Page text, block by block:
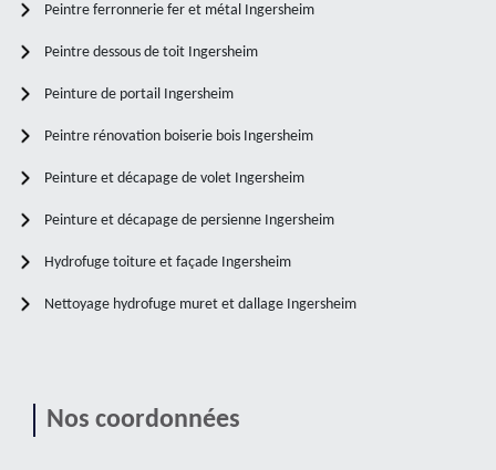
Peintre ferronnerie fer et métal Ingersheim
Peintre dessous de toit Ingersheim
Peinture de portail Ingersheim
Peintre rénovation boiserie bois Ingersheim
Peinture et décapage de volet Ingersheim
Peinture et décapage de persienne Ingersheim
Hydrofuge toiture et façade Ingersheim
Nettoyage hydrofuge muret et dallage Ingersheim
Nos coordonnées